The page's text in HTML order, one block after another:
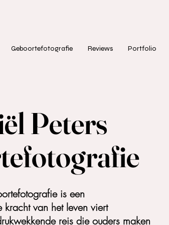
Geboortefotografie Reviews Portfolio
Peters
is een
kracht van het leven viert
reis die ouders maken